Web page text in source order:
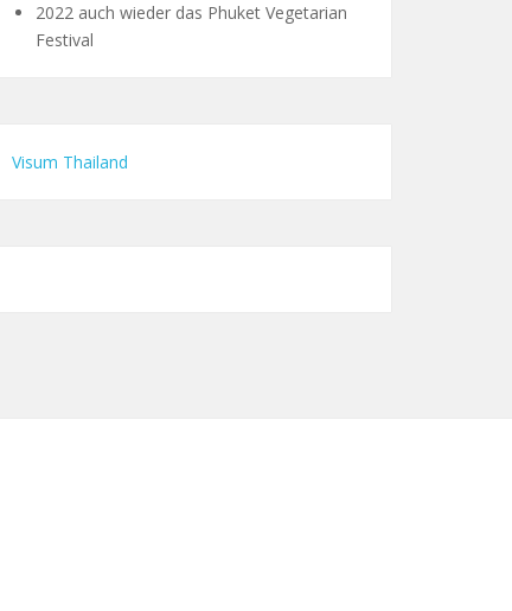
2022 auch wieder das Phuket Vegetarian
Festival
Visum Thailand